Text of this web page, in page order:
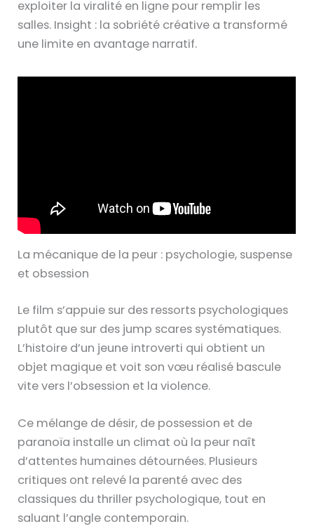
exploiter la viralité en ligne pour remplir les
salles. Insight : la sobriété créative a transformé
une limite en avantage narratif.
La mécanique de la peur : psychologie, suspense
et obsession
Le film s’appuie sur des ressorts psychologiques
plutôt que sur des jump scares systématiques.
L’histoire d’un jeune introverti qui obtient un
objet magique et voit son vœu réalisé bascule
vite vers l’obsession et la violence.
Ce mélange de désir, de possession et de
paranoïa installe un climat où la peur naît
d’attentes humaines détournées. Plusieurs
critiques ont relevé la parenté avec des
classiques du thriller psychologique, tout en
saluant l’angle contemporain.